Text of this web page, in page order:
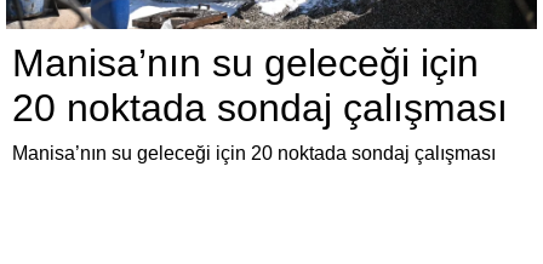
Manisa’nın su geleceği için
20 noktada sondaj çalışması
Manisa’nın su geleceği için 20 noktada sondaj çalışması